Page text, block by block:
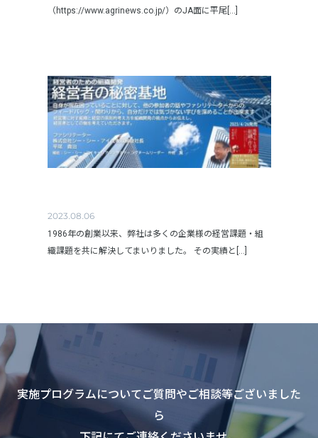
（https://www.agrinews.co.jp/）のJA面に平尾[...]
2023.08.06
1986年の創業以来、弊社は多くの企業様の経営課題・組
織課題を共に解決してまいりました。 その実績と[...]
実施プログラムについてご質問やご相談等ございました
ら